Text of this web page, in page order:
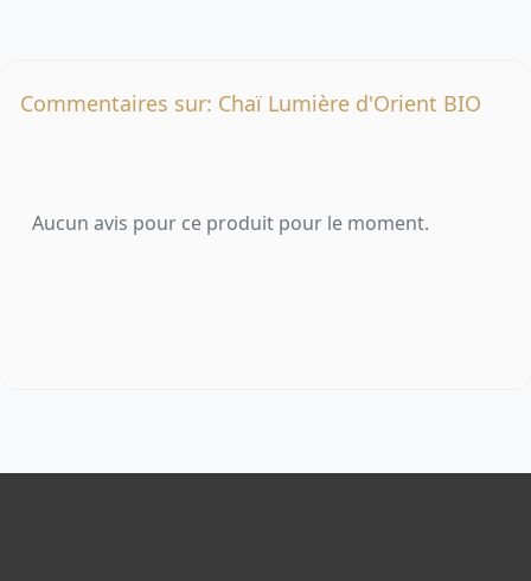
Commentaires sur: Chaï Lumière d'Orient BIO
Aucun avis pour ce produit pour le moment.